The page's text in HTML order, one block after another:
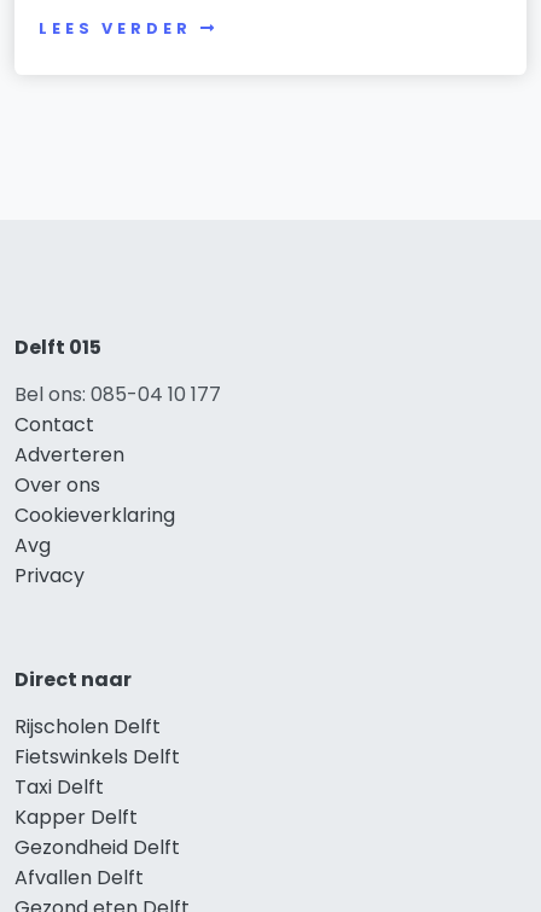
LEES VERDER
Delft 015
Bel ons: 085-04 10 177
Contact
Adverteren
Over ons
Cookieverklaring
Avg
Privacy
Direct naar
Rijscholen Delft
Fietswinkels Delft
Taxi Delft
Kapper Delft
Gezondheid Delft
Afvallen Delft